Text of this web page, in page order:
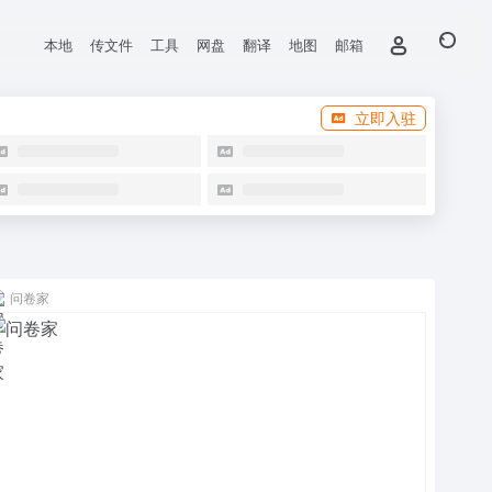
本地 传文件 工具 网盘 翻译 地图 邮箱
立即入驻
问卷家